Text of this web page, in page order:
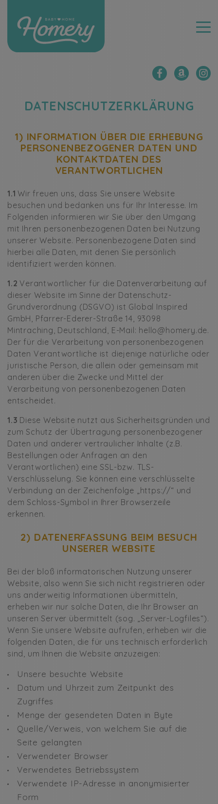
DATENSCHUTZERKLÄRUNG
1) INFORMATION ÜBER DIE ERHEBUNG
PERSONENBEZOGENER DATEN UND
KONTAKTDATEN DES
VERANTWORTLICHEN
1.1 Wir freuen uns, dass Sie unsere Website
besuchen und bedanken uns für Ihr Interesse. Im
Folgenden informieren wir Sie über den Umgang
mit Ihren personenbezogenen Daten bei Nutzung
unserer Website. Personenbezogene Daten sind
hierbei alle Daten, mit denen Sie persönlich
identifiziert werden können.
1.2 Verantwortlicher für die Datenverarbeitung auf
dieser Website im Sinne der Datenschutz-
Grundverordnung (DSGVO) ist Global Inspired
GmbH, Pfarrer-Ederer-Straße 14, 93098
Mintraching, Deutschland, E-Mail: hello@homery.de.
Der für die Verarbeitung von personenbezogenen
Daten Verantwortliche ist diejenige natürliche oder
juristische Person, die allein oder gemeinsam mit
anderen über die Zwecke und Mittel der
Verarbeitung von personenbezogenen Daten
entscheidet.
1.3 Diese Website nutzt aus Sicherheitsgründen und
zum Schutz der Übertragung personenbezogener
Daten und anderer vertraulicher Inhalte (z.B.
Bestellungen oder Anfragen an den
Verantwortlichen) eine SSL-bzw. TLS-
Verschlüsselung. Sie können eine verschlüsselte
Verbindung an der Zeichenfolge „https://“ und
dem Schloss-Symbol in Ihrer Browserzeile
erkennen.
2) DATENERFASSUNG BEIM BESUCH
UNSERER WEBSITE
Bei der bloß informatorischen Nutzung unserer
Website, also wenn Sie sich nicht registrieren oder
uns anderweitig Informationen übermitteln,
erheben wir nur solche Daten, die Ihr Browser an
unseren Server übermittelt (sog. „Server-Logfiles“).
Wenn Sie unsere Website aufrufen, erheben wir die
folgenden Daten, die für uns technisch erforderlich
sind, um Ihnen die Website anzuzeigen:
Unsere besuchte Website
Datum und Uhrzeit zum Zeitpunkt des
Zugriffes
Menge der gesendeten Daten in Byte
Quelle/Verweis, von welchem Sie auf die
Seite gelangten
Verwendeter Browser
Verwendetes Betriebssystem
Verwendete IP-Adresse in anonymisierter
Form